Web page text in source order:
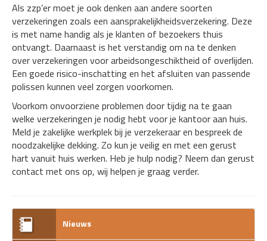
Als zzp’er moet je ook denken aan andere soorten
verzekeringen zoals een aansprakelijkheidsverzekering. Deze
is met name handig als je klanten of bezoekers thuis
ontvangt. Daarnaast is het verstandig om na te denken
over verzekeringen voor arbeidsongeschiktheid of overlijden.
Een goede risico-inschatting en het afsluiten van passende
polissen kunnen veel zorgen voorkomen.
Voorkom onvoorziene problemen door tijdig na te gaan
welke verzekeringen je nodig hebt voor je kantoor aan huis.
Meld je zakelijke werkplek bij je verzekeraar en bespreek de
noodzakelijke dekking. Zo kun je veilig en met een gerust
hart vanuit huis werken. Heb je hulp nodig? Neem dan gerust
contact met ons op, wij helpen je graag verder.
Nieuws